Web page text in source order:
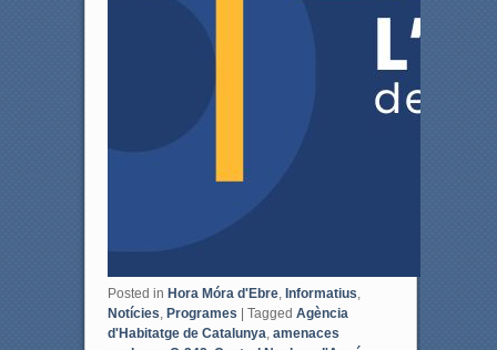
Posted in Hora Móra d'Ebre, Informatius,
Notícies, Programes Tagged Agència
d'Habitatge de Catalunya, amenaces